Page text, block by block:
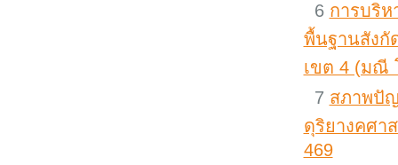
6 การบริห
พื้นฐานสังกั
เขต 4 (มณี
7 สภาพปั
ดุริยางคศา
469